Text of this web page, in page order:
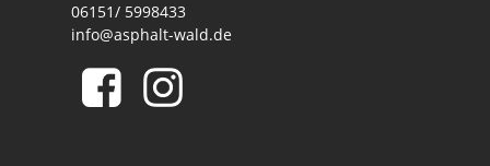
06151/ 5998433
info@asphalt-wald.de